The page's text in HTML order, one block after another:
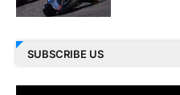
SUBSCRIBE US